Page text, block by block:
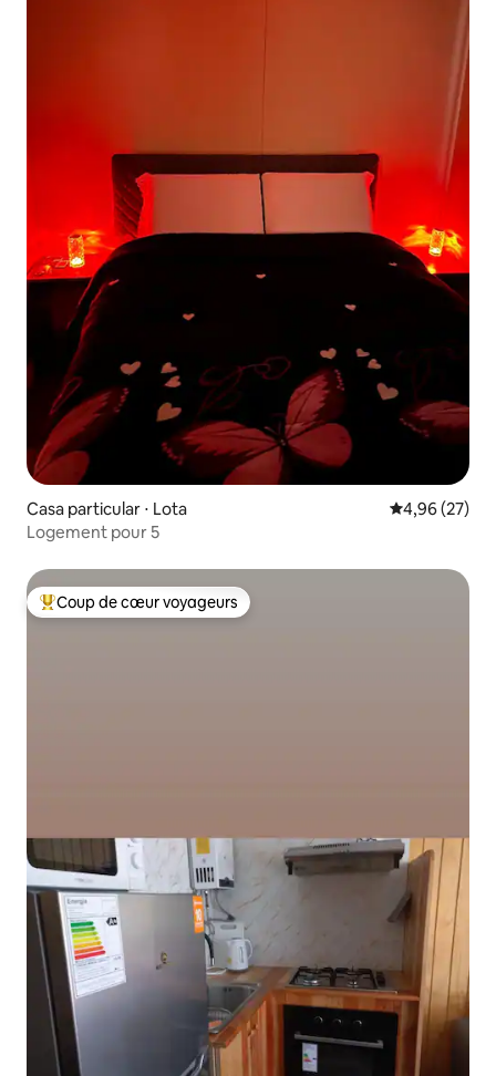
Casa particular ⋅ Lota Évaluation
4,96 (27)
Logement pour 5
Coups de cœur voyageurs les plus appréciés
Coup de cœur voyageurs